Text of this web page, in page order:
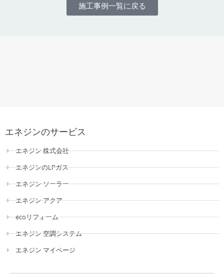
施工事例一覧に戻る
エネジンのサービス
エネジン 株式会社
エネジンのLPガス
エネジン ソーラー
エネジン アクア
ecoリフォーム
エネジン 空調システム
エネジン マイページ